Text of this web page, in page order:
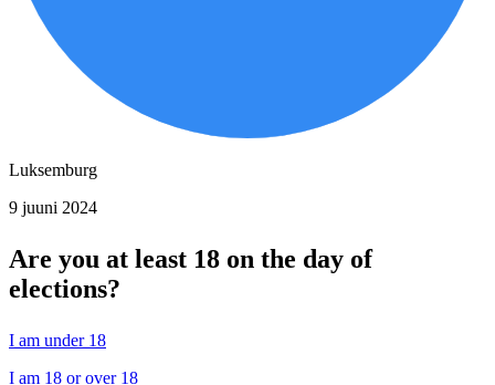
Luksemburg
9 juuni 2024
Are you at least 18 on the day of
elections?
I am under 18
I am 18 or over 18